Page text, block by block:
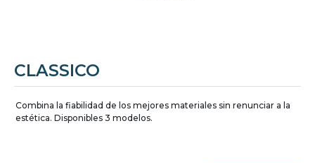
CLASSICO
Combina la fiabilidad de los mejores materiales sin renunciar a la
estética. Disponibles 3 modelos.